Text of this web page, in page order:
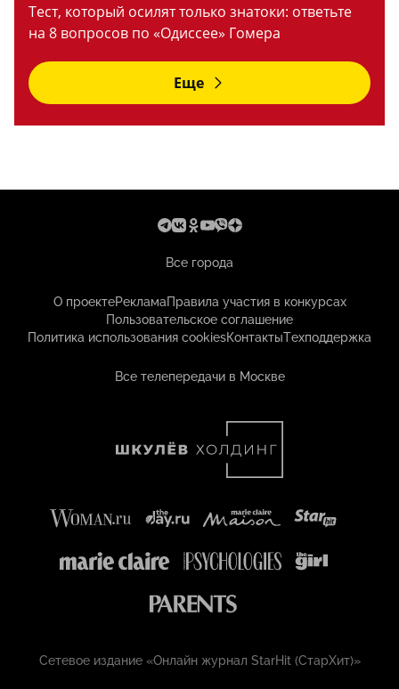
Тест, который осилят только знатоки: ответьте
на 8 вопросов по «Одиссее» Гомера
Еще
Все города
О проектеРекламаПравила участия в конкурсах
Пользовательское соглашение
Политика использования cookiesКонтактыТехподдержка
Все телепередачи в Москве
Сетевое издание «Онлайн журнал StarHit (СтарХит)»